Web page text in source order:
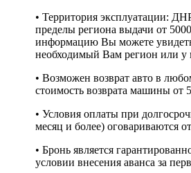
• Территория эксплуатации:
пределы региона выдачи от
информацию Вы можете
необходимый Вам регион или у
• Возможен возврат авто в
стоимость возврата машины от
• Условия оплаты при
месяц и более) оговариваются
• Бронь является
условии внесения аванса за